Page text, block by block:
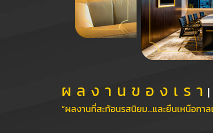
ผ ล ง า น ข อ ง เ ร า
“ผลงานที่สะท้อนรสนิยม…และยืนเหนือกาล